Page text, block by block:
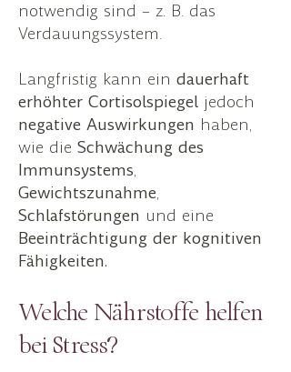
notwendig sind – z. B. das
Verdauungssystem.
Langfristig kann ein dauerhaft
erhöhter Cortisolspiegel jedoch
negative Auswirkungen haben,
wie die Schwächung des
Immunsystems,
Gewichtszunahme,
Schlafstörungen und eine
Beeinträchtigung der kognitiven
Fähigkeiten.
Welche Nährstoffe helfen
bei Stress?